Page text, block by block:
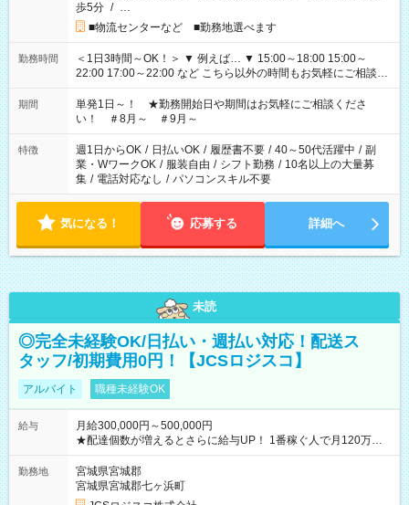
歩5分 / …
■物流センターなど ■勤務地選べます
勤務時間
＜1日3時間～OK！＞ ▼ 例えば… ▼ 15:00～18:00 15:00～
22:00 17:00～22:00 など こちら以外の時間もお気軽にご相談く
ださい！
期間
単発1日～！ ★勤務開始日や期間はお気軽にご相談くださ
い！ ＃8月～ ＃9月～
特徴 週1日からOK / 日払いOK / 履歴書不要 / 40～50代活躍中 / 副
業・WワークOK / 服装自由 / シフト勤務 / 10名以上の大量募
集 / 電話対応なし / パソコンスキル不要
気になる！ 応募する 詳細へ
未読
◎完全未経験OK/日払い・週払い対応！配送ス
タッフ/初期費用0円！【JCSロジスコ】
アルバイト 職種未経験OK
給与
月給300,000円～500,000円
★配達個数が増えるとさらに給与UP！ 1番稼ぐ人で月120万ほ
ど！ ・主要都市エリア 月収55万円／週5日稼働 月収65万~112
万円／週6日稼働 ・地方郊外エリア 月収40万円／週5日稼働 月
収40万円~50万円／週6日稼働 ＜モデルイメージ＞ ■月収50万
円 (27歳男性/江東区在住)※元建築関係 1日150個配達×25日勤務
勤務地
宮城県宮城郡
宮城県宮城郡七ヶ浜町